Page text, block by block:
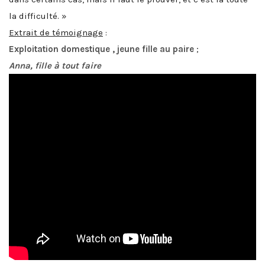
la difficulté. »
Extrait de témoignage :
Exploitation domestique , jeune fille au paire ;
Anna, fille à tout faire